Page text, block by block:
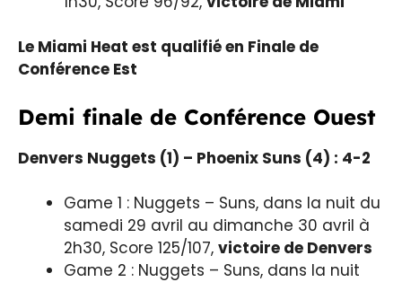
Le Miami Heat est qualifié en Finale de
Conférence Est
Demi finale de Conférence Ouest
Denvers Nuggets (1) – Phoenix Suns (4) : 4-2
Game 1 : Nuggets – Suns, dans la nuit du
samedi 29 avril au dimanche 30 avril à
2h30, Score 125/107, victoire de Denvers
Game 2 : Nuggets – Suns, dans la nuit